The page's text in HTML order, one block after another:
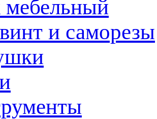
мебельный
и саморезы